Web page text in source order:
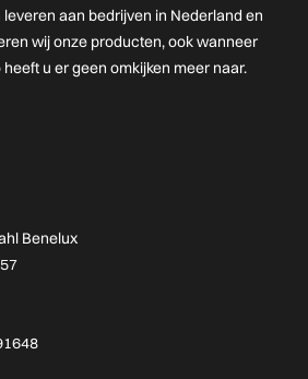
aan bedrijven in Nederland en
wij onze producten, ook wanneer
u er geen omkijken meer naar.
Benelux